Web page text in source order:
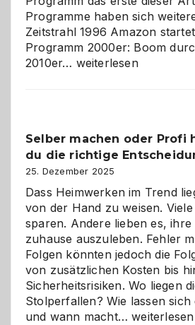
Programme haben sich
Zeitstrahl 1996 Amazon
Programm 2000er: Boom
2010er… Affiliate-
Herausforderungen
und
Zukunft
weiterlesen
Selber machen oder Profi
du die richtige
25. Dezember 2025
Dass Heimwerken im Trend
von der Hand zu weisen.
sparen. Andere lieben es, ihre
zuhause auszuleben. Fehler
Folgen könnten jedoch die
von zusätzlichen Kosten bis
Sicherheitsrisiken. Wo liegen
Stolperfallen? Wie lassen sich
und wann macht…Selber
weiterlesen